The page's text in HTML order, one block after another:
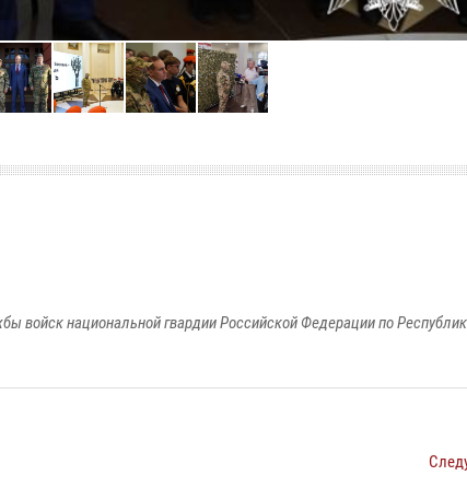
войск национальной гвардии Российской Федерации по